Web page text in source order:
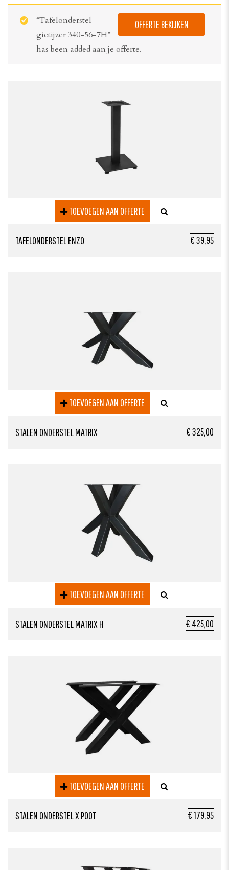
OFFERTE BEKIJKEN
“Tafelonderstel
gietijzer 340-56-7H”
has been added aan je offerte.
TOEVOEGEN AAN OFFERTE
€ 39,95
TAFELONDERSTEL ENZO
TOEVOEGEN AAN OFFERTE
€ 325,00
STALEN ONDERSTEL MATRIX
TOEVOEGEN AAN OFFERTE
€ 425,00
STALEN ONDERSTEL MATRIX H
TOEVOEGEN AAN OFFERTE
€ 179,95
STALEN ONDERSTEL X POOT